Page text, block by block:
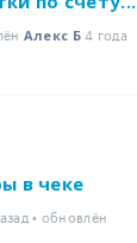
Алекс Б4 года
в чеке
• обновлён